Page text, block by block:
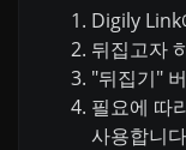
Digily Link
뒤집고자
"뒤집기"
필요에 따
사용합니